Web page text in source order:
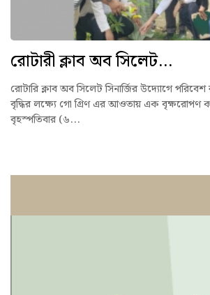
রোটারী ক্লাব অব সিলেট...
রোটারি ক্লাব অব সিলেট সিনার্জির উদ্যোগে
বৃদ্ধির লক্ষ্যে গো গ্রিণ এর আওতায় এক বৃক্ষরোপণ
বৃহস্পতিবার (৬...